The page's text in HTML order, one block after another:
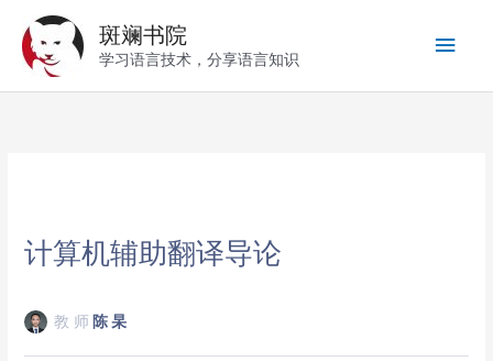
斑斓书院
学习语言技术，分享语言知识
主
菜
计算机辅助翻译导论
教 师 陈 杲